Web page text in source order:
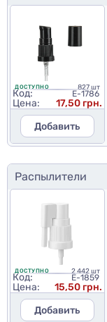
ДОСТУПНО 827 шт
Код: E-1786
Цена:
17,50 грн.
Добавить
Распылители
ДОСТУПНО 2 442 шт
Код: E-1859
Цена:
15,50 грн.
Добавить